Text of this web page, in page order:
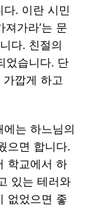
다. 이란 시민
가라’는 문
다. 친절의
었습니다. 단
깝게 하고
는 하느님의
으면 합니다.
학교에서 하
있는 테러와
없었으면 좋